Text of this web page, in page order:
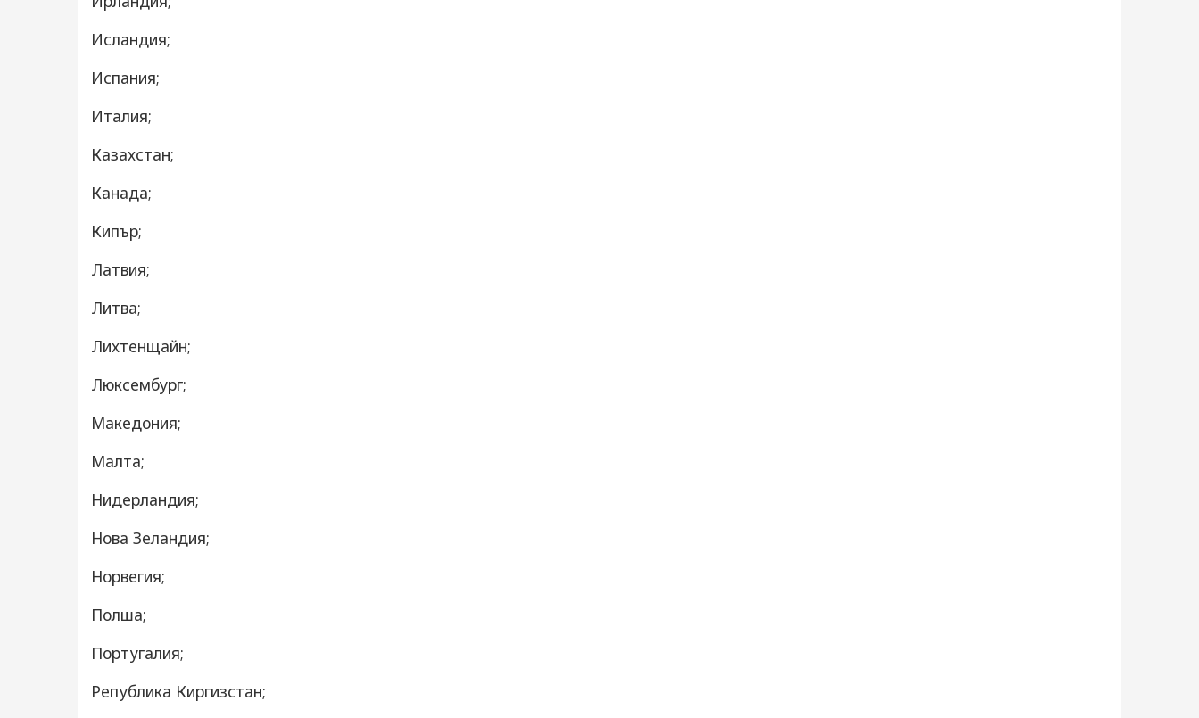
Исландия;
Испания;
Италия;
Казахстан;
Канада;
Кипър;
Латвия;
Литва;
Лихтенщайн;
Люксембург;
Македония;
Малта;
Нидерландия;
Нова Зеландия;
Норвегия;
Полша;
Португалия;
Република Киргизстан;